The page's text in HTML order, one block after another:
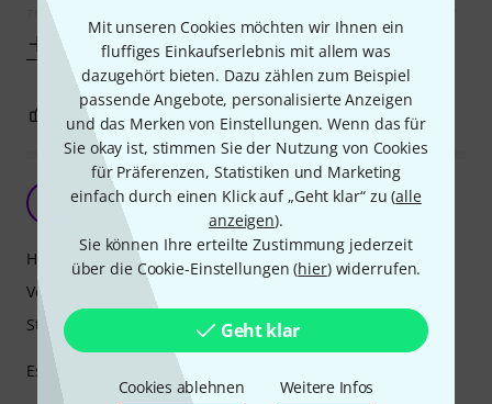
Mit unseren Cookies möchten wir Ihnen ein
fluffiges Einkaufserlebnis mit allem was
dazugehört bieten. Dazu zählen zum Beispiel
passende Angebote, personalisierte Anzeigen
und das Merken von Einstellungen. Wenn das für
Sie okay ist, stimmen Sie der Nutzung von Cookies
für Präferenzen, Statistiken und Marketing
einfach durch einen Klick auf „Geht klar“ zu (alle
anzeigen).
Sie können Ihre erteilte Zustimmung jederzeit
über die Cookie-Einstellungen (hier) widerrufen.
Geht klar
Cookies ablehnen Weitere Infos
zumindest für mein Cello zu dünn ist - es schlackert immer
Mehr anzeigen
BEWERTUNG MELDEN
Emimoro. 14.09.2025
Es ist sehr leicht. Es hat mir sehr gefallen.
Handling
Verarbeitung
Stabilität